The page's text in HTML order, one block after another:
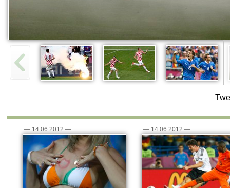
— 14.06.2012 — — 14.06.2012 —